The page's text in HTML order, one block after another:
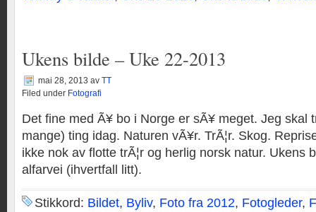
Ukens bilde – Uke 22-2013
mai 28, 2013 av TT
Filed under Fotografi
Det fine med Ã¥ bo i Norge er sÃ¥ meget. Jeg skal
mange) ting idag. Naturen vÃ¥r. TrÃ¦r. Skog.
ikke nok av flotte trÃ¦r og herlig norsk natur. Ukens
alfarvei (ihvertfall litt).
Stikkord: Bildet, Byliv, Foto fra 2012, Fotogleder,